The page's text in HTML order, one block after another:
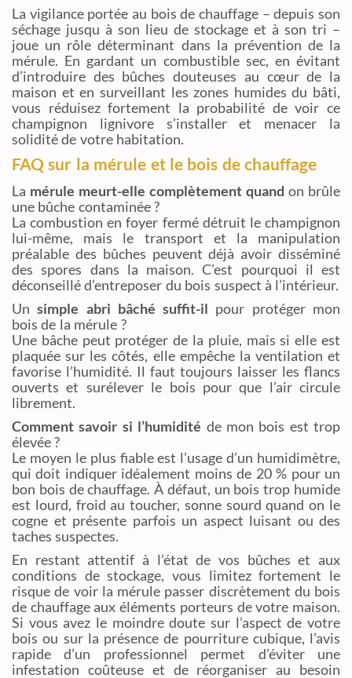
La vigilance portée au bois de chauffage – depuis son
séchage jusqu à son lieu de stockage et à son tri –
joue un rôle déterminant dans la prévention de la
mérule. En gardant un combustible sec, en évitant
d’introduire des bûches douteuses au cœur de la
maison et en surveillant les zones humides du bâti,
vous réduisez fortement la probabilité de voir ce
champignon lignivore s’installer et menacer la
solidité de votre habitation.
FAQ sur la mérule et le bois de chauffage
La mérule meurt-elle complètement quand on brûle
une bûche contaminée ?
La combustion en foyer fermé détruit le champignon
lui-même, mais le transport et la manipulation
préalable des bûches peuvent déjà avoir disséminé
des spores dans la maison. C’est pourquoi il est
déconseillé d’entreposer du bois suspect à l’intérieur.
Unsimple abri bâché suffit-il pour protéger mon
bois de la mérule ?
Une bâche peut protéger de la pluie, mais si elle est
plaquée sur les côtés, elle empêche la ventilation et
favorise l’humidité. Il faut toujours laisser les flancs
ouverts et surélever le bois pour que l’air circule
librement.
Comment savoir si l’humidité de mon bois est trop
élevée ?
Le moyen le plus fiable est l’usage d’un humidimètre,
qui doit indiquer idéalement moins de 20 % pour un
bon bois de chauffage. À défaut, un bois trop humide
est lourd, froid au toucher, sonne sourd quand on le
cogne et présente parfois un aspect luisant ou des
taches suspectes.
En restant attentif à l’état de vos bûches et aux
conditions de stockage, vous limitez fortement le
risque de voir la mérule passer discrètement du bois
de chauffage aux éléments porteurs de votre maison.
Si vous avez le moindre doute sur l’aspect de votre
bois ou sur la présence de pourriture cubique, l’avis
rapide d’un professionnel permet d’éviter une
infestation coûteuse et de réorganiser au besoin